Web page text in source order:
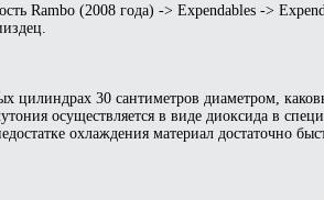
Rambo (2008 года) -> Expendables ->
цилиндрах 30 сантиметров диаметром,
осуществляется в виде диоксида в
охлаждения материал достаточно